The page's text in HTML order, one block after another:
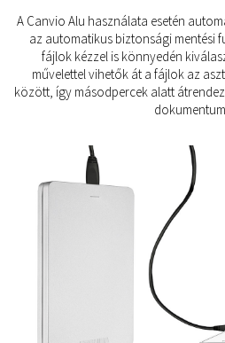
A Canvio Alu használata esetén
az automatikus biztonsági mentési
fájlok kézzel is könnyedén
művelettel vihetők át a fájlok az
között, így másodpercek alatt